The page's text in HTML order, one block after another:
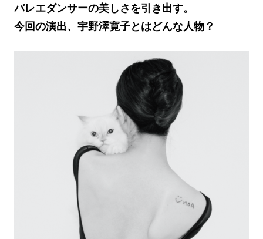
バレエダンサーの美しさを引き出す。
今回の演出、宇野澤寛子とはどんな人物？